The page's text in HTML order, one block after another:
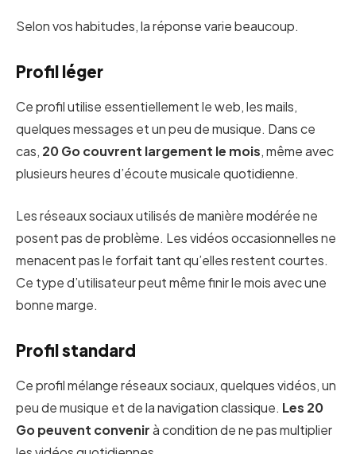
Selon vos habitudes, la réponse varie beaucoup.
Profil léger
Ce profil utilise essentiellement le web, les mails,
quelques messages et un peu de musique. Dans ce
cas, 20 Go couvrent largement le mois, même avec
plusieurs heures d’écoute musicale quotidienne.
Les réseaux sociaux utilisés de manière modérée ne
posent pas de problème. Les vidéos occasionnelles ne
menacent pas le forfait tant qu’elles restent courtes.
Ce type d’utilisateur peut même finir le mois avec une
bonne marge.
Profil standard
Ce profil mélange réseaux sociaux, quelques vidéos, un
peu de musique et de la navigation classique. Les 20
Go peuvent convenirà condition de ne pas multiplier